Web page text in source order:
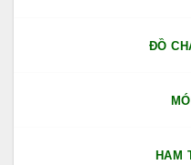
ĐỒ
HAM